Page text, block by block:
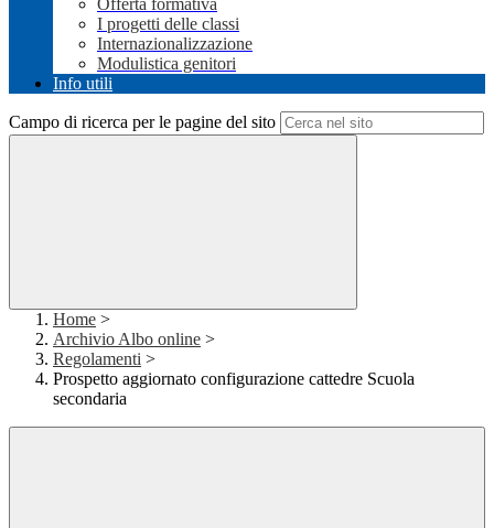
Offerta formativa
I progetti delle classi
Internazionalizzazione
Modulistica genitori
Info utili
Campo di ricerca per le pagine del sito
Home >
Archivio Albo online >
Regolamenti >
Prospetto aggiornato configurazione cattedre Scuola
secondaria